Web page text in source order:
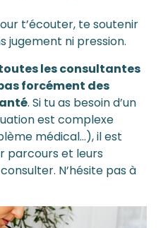
t’écouter, te soutenir
jugement ni pression.
les consultantes
forcément des
. Si tu as besoin d’un
est complexe
médical…), il est
parcours et leurs
N’hésite pas à